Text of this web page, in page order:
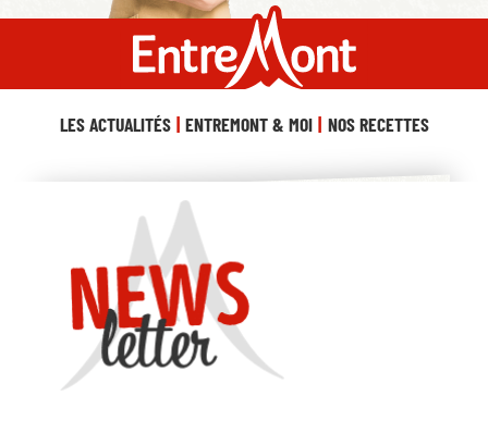
LES ACTUALITÉS ENTREMONT & MOI NOS RECETTES